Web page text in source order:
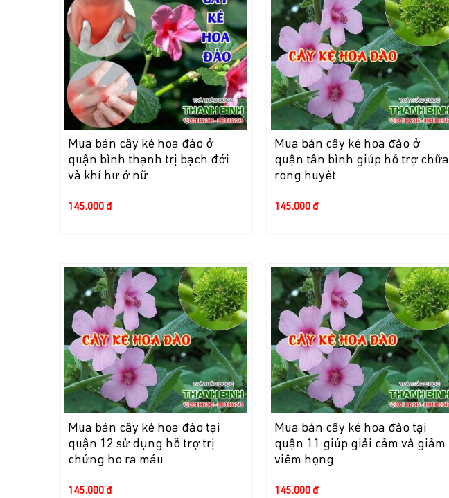
Mua bán cây ké hoa đào ở
quận bình thạnh trị bạch đới
và khí hư ở nữ
145.000 đ
Mua bán cây ké hoa đào ở
quận tân bình giúp hỗ trợ chữa
rong huyết
145.000 đ
Mua bán cây ké hoa đào tại
quận 12 sử dụng hỗ trợ trị
chứng ho ra máu
145.000 đ
Mua bán cây ké hoa đào tại
quận 11 giúp giải cảm và giảm
viêm họng
145.000 đ